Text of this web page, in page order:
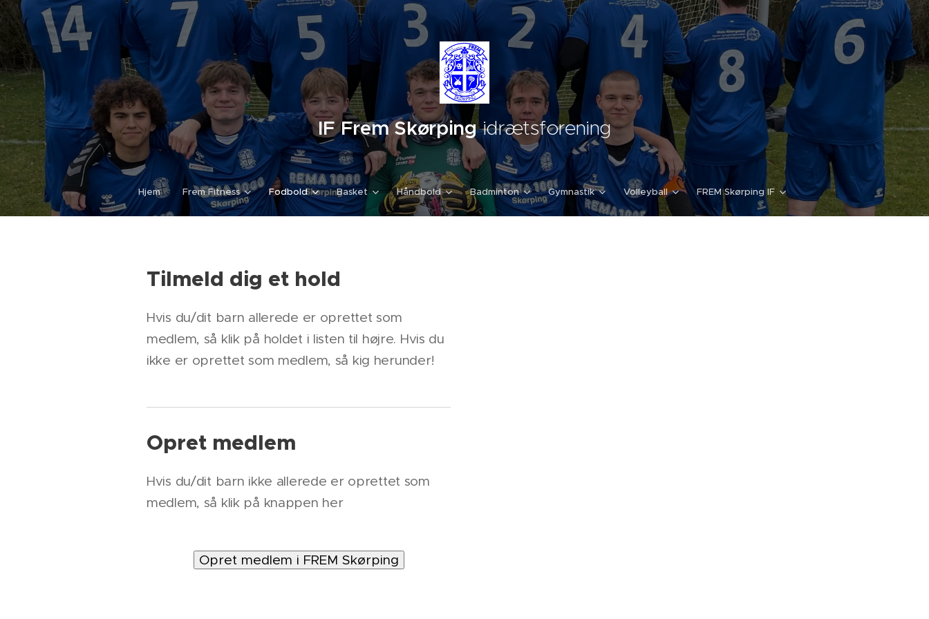
IF Frem Skørpingidrætsforening
Hjem Frem Fitness Fodbold Basket Håndbold Badminton Gymnastik Volleyball FREM Skørping IF
Tilmeld dig et hold
Hvis du/dit barn allerede er oprettet som
medlem, så klik på holdet i listen til højre. Hvis du
ikke er oprettet som medlem, så kig herunder!
Opret medlem
Hvis du/dit barn ikke allerede er oprettet som
medlem, så klik på knappen her